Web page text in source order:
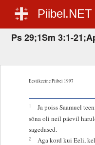
Piibel.NET
Ps 29;1Sm 3:1-
Eestikeelne Piibel 1997
1
Ja poiss Saamuel
sõna oli neil päevil
sagedased.
2
Aga kord kui Eeli,